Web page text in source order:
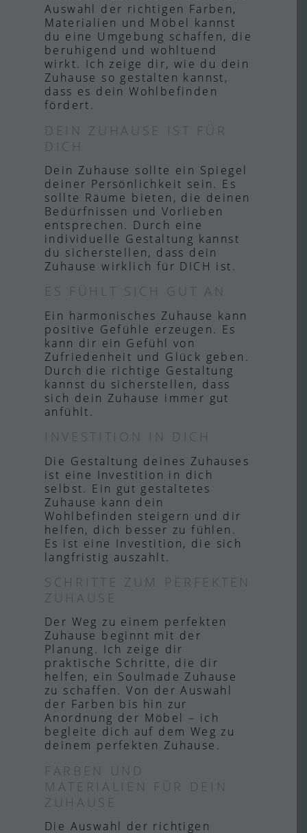
Auswahl der richtigen Farben,
Materialien und Möbel kannst
du eine Umgebung schaffen, die
beruhigend und wohltuend
wirkt. Ich zeige dir, wie du dein
Zuhause so gestalten kannst,
dass es dein Wohlbefinden
fördert.
DEIN ZUHAUSE IST FÜR
DICH
Dein Zuhause sollte ein Spiegel
deiner Persönlichkeit sein. Es
sollte Räume bieten, die deinen
Bedürfnissen und Vorlieben
entsprechen. Durch eine
individuelle Gestaltung kannst
du sicherstellen, dass dein
Zuhause wirklich für DICH ist.
ES FÜHLT SICH GUT AN
Ein harmonisches Zuhause kann
positive Gefühle erzeugen. Es
kann dir ein Gefühl von
Zufriedenheit und Glück geben.
Durch die richtige Gestaltung
kannst du sicherstellen, dass
sich dein Zuhause immer gut
anfühlt.
INVESTITION IN DICH
Die Gestaltung deines Zuhauses
ist eine Investition in dich
selbst. Ein gut gestaltetes
Zuhause kann dein
Wohlbefinden steigern und dir
helfen, dich besser zu fühlen.
Es ist eine Investition, die sich
langfristig auszahlt.
SCHRITTE ZUM PERFEKTEN
ZUHAUSE
Der Weg zu einem perfekten
Zuhause beginnt mit der
Planung. Ich zeige dir
praktische Schritte, die dir
helfen, ein Soulmade Zuhause
zu schaffen. Von der Auswahl
der Farben bis hin zur
Anordnung der Möbel – ich
begleite dich auf dem Weg zu
deinem perfekten Zuhause.
FARBEN UND
MATERIALIEN FÜR DEIN
ZUHAUSE
Die Auswahl der richtigen